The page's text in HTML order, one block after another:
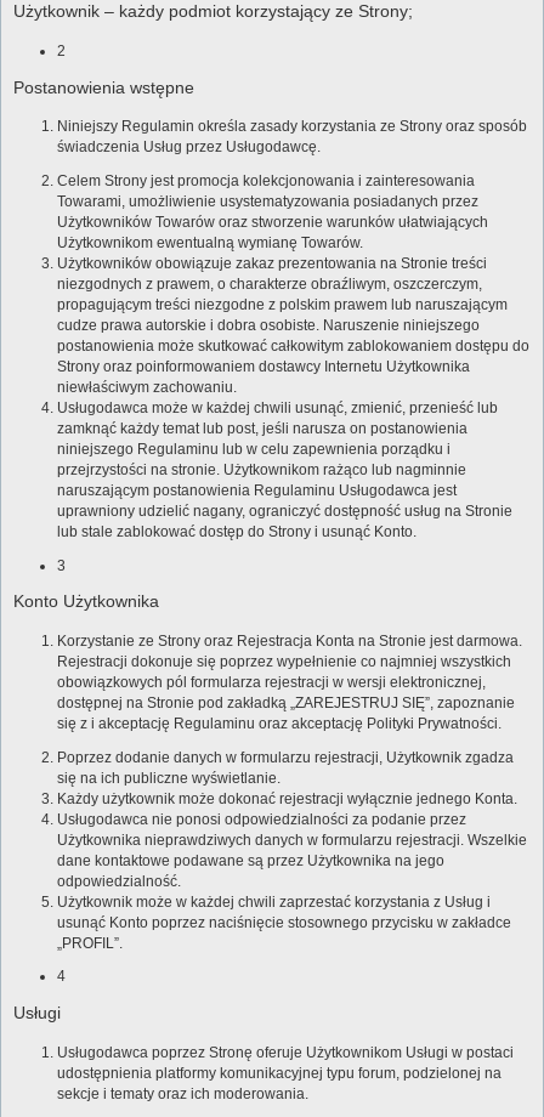
Użytkownik – każdy podmiot korzystający ze Strony;
2
Postanowienia wstępne
Niniejszy Regulamin określa zasady korzystania ze Strony oraz sposób
świadczenia Usług przez Usługodawcę.
Celem Strony jest promocja kolekcjonowania i zainteresowania
Towarami, umożliwienie usystematyzowania posiadanych przez
Użytkowników Towarów oraz stworzenie warunków ułatwiających
Użytkownikom ewentualną wymianę Towarów.
Użytkowników obowiązuje zakaz prezentowania na Stronie treści
niezgodnych z prawem, o charakterze obraźliwym, oszczerczym,
propagującym treści niezgodne z polskim prawem lub naruszającym
cudze prawa autorskie i dobra osobiste. Naruszenie niniejszego
postanowienia może skutkować całkowitym zablokowaniem dostępu do
Strony oraz poinformowaniem dostawcy Internetu Użytkownika
niewłaściwym zachowaniu.
Usługodawca może w każdej chwili usunąć, zmienić, przenieść lub
zamknąć każdy temat lub post, jeśli narusza on postanowienia
niniejszego Regulaminu lub w celu zapewnienia porządku i
przejrzystości na stronie. Użytkownikom rażąco lub nagminnie
naruszającym postanowienia Regulaminu Usługodawca jest
uprawniony udzielić nagany, ograniczyć dostępność usług na Stronie
lub stale zablokować dostęp do Strony i usunąć Konto.
3
Konto Użytkownika
Korzystanie ze Strony oraz Rejestracja Konta na Stronie jest darmowa.
Rejestracji dokonuje się poprzez wypełnienie co najmniej wszystkich
obowiązkowych pól formularza rejestracji w wersji elektronicznej,
dostępnej na Stronie pod zakładką „ZAREJESTRUJ SIĘ”, zapoznanie
się z i akceptację Regulaminu oraz akceptację Polityki Prywatności.
Poprzez dodanie danych w formularzu rejestracji, Użytkownik zgadza
się na ich publiczne wyświetlanie.
Każdy użytkownik może dokonać rejestracji wyłącznie jednego Konta.
Usługodawca nie ponosi odpowiedzialności za podanie przez
Użytkownika nieprawdziwych danych w formularzu rejestracji. Wszelkie
dane kontaktowe podawane są przez Użytkownika na jego
odpowiedzialność.
Użytkownik może w każdej chwili zaprzestać korzystania z Usług i
usunąć Konto poprzez naciśnięcie stosownego przycisku w zakładce
„PROFIL”.
4
Usługi
Usługodawca poprzez Stronę oferuje Użytkownikom Usługi w postaci
udostępnienia platformy komunikacyjnej typu forum, podzielonej na
sekcje i tematy oraz ich moderowania.